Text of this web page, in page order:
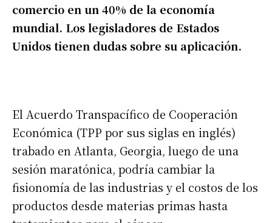
comercio en un 40% de la economía
mundial. Los legisladores de Estados
Unidos tienen dudas sobre su aplicación.
El Acuerdo Transpacífico de Cooperación
Económica (TPP por sus siglas en inglés)
trabado en Atlanta, Georgia, luego de una
sesión maratónica, podría cambiar la
fisionomía de las industrias y el costos de los
productos desde materias primas hasta